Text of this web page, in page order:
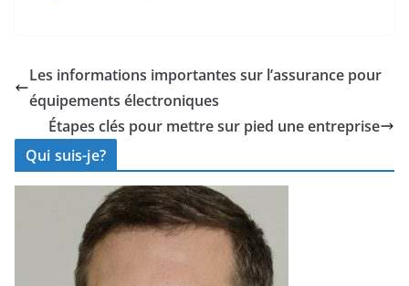
Les informations importantes sur l’assurance pour
équipements électroniques
Étapes clés pour mettre sur pied une entreprise
Qui suis-je?